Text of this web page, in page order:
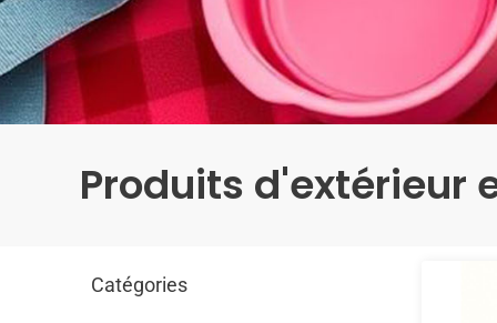
Produits d'extérieur
Catégories